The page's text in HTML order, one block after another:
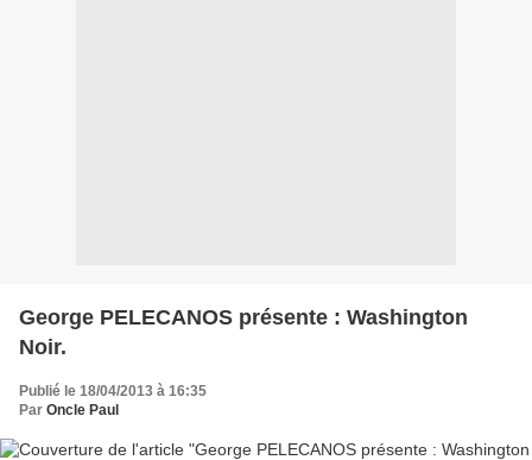
George PELECANOS présente : Washington
Noir.
Publié le 18/04/2013 à 16:35
Par Oncle Paul